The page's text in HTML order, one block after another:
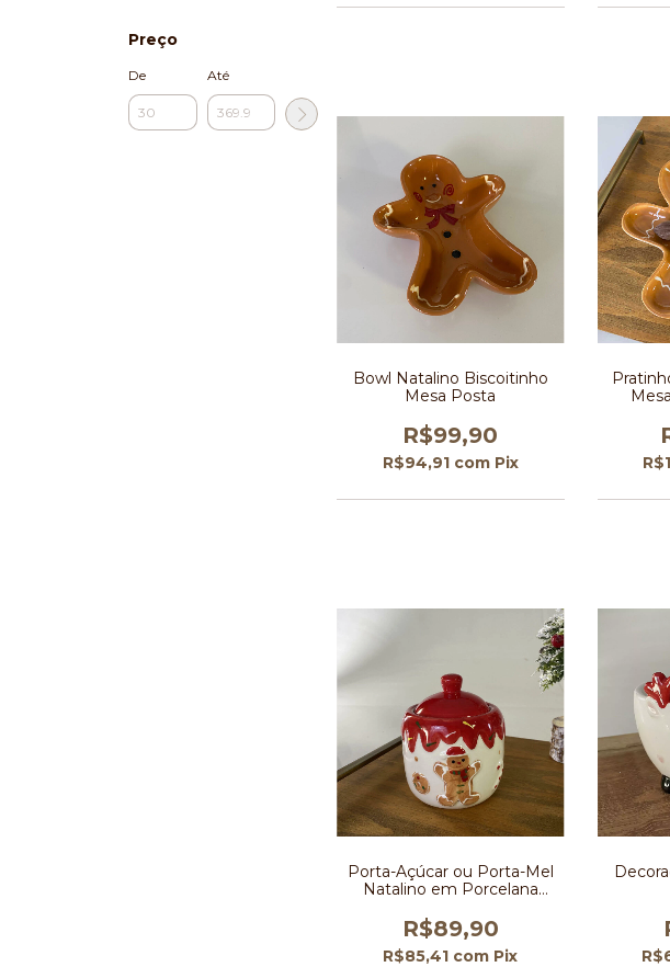
Preço
De Até
Bowl Natalino Biscoitinho
Mesa Posta
R$99,90
R$94,91 com Pix
Porta-Açúcar ou Porta-Mel
Natalino em Porcelana
Neve
R$89,90
R$85,41 com Pix